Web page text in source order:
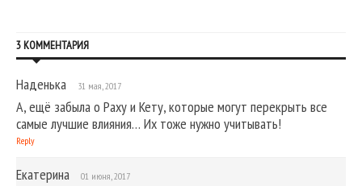
3 КОММЕНТАРИЯ
Наденька 31 мая, 2017
А, ещё забыла о Раху и Кету, которые могут перекрыть все
самые лучшие влияния… Их тоже нужно учитывать!
Reply
Екатерина 01 июня, 2017